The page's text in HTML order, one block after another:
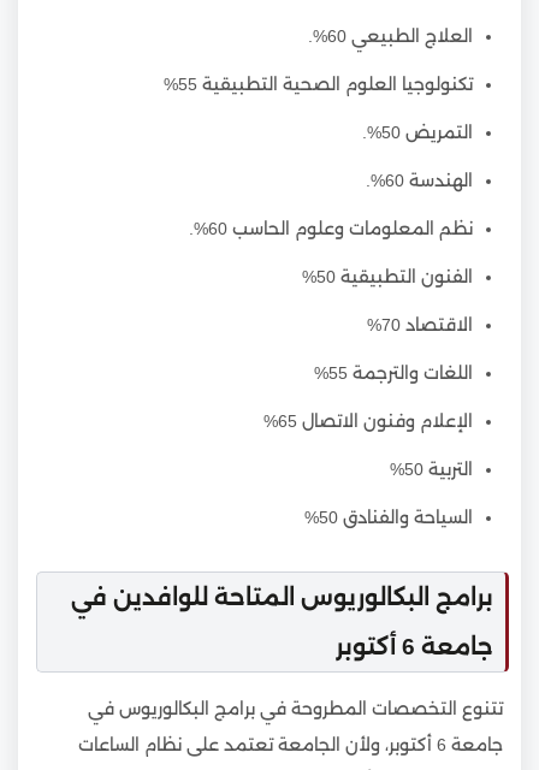
العلاج الطبيعي 60%.
تكنولوجيا العلوم الصحية التطبيقية 55%
التمريض 50%.
الهندسة 60%.
نظم المعلومات وعلوم الحاسب 60%.
الفنون التطبيقية 50%
الاقتصاد 70%
اللغات والترجمة 55%
الإعلام وفنون الاتصال 65%
التربية 50%
السياحة والفنادق 50%
برامج البكالوريوس المتاحة للوافدين في
جامعة 6 أكتوبر
تتنوع التخصصات المطروحة في برامج البكالوريوس في
جامعة 6 أكتوبر، ولأن الجامعة تعتمد على نظام الساعات